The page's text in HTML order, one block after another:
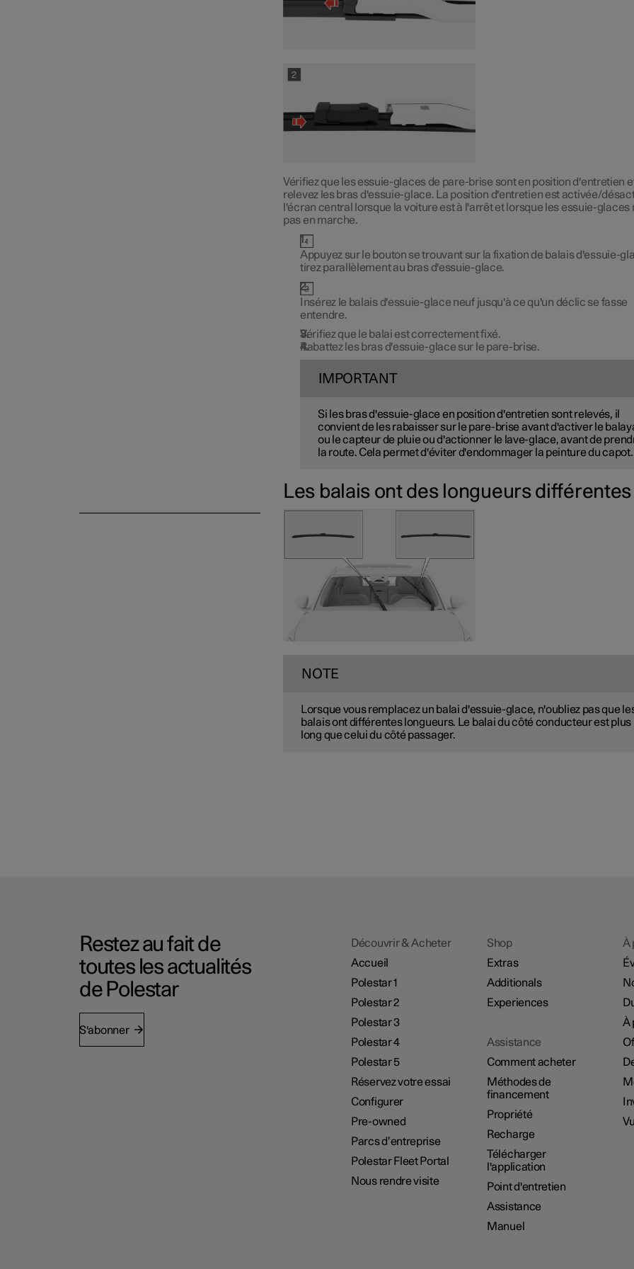
Vérifiez que les essuie-glaces de pare-brise sont en position d'entretien
relevez les bras d'essuie-glace. La position d'entretien est activée/
l'écran central lorsque la voiture est à l'arrêt et lorsque les essuie-glaces
pas en marche.
Appuyez sur le bouton se trouvant sur la fixation de balais d'essuie-
tirez parallèlement au bras d'essuie-glace.
Insérez le balais d'essuie-glace neuf jusqu'à ce qu'un déclic se fasse
entendre.
Vérifiez que le balai est correctement fixé.
Rabattez les bras d'essuie-glace sur le pare-brise.
IMPORTANT
Si les bras d'essuie-glace en position d'entretien sont relevés, il
convient de les rabaisser sur le pare-brise avant d'activer le
ou le capteur de pluie ou d'actionner le lave-glace, avant de
la route. Cela permet d'éviter d'endommager la peinture du capot.
Les balais ont des longueurs différentes
NOTE
Lorsque vous remplacez un balai d'essuie-glace, n'oubliez pas que
balais ont différentes longueurs. Le balai du côté conducteur est plus
long que celui du côté passager.
Restez au fait de
toutes les actualités
de Polestar
S'abonner
Découvrir & Acheter
Accueil
Polestar 1
Polestar 2
Polestar 3
Polestar 4
Polestar 5
Réservez votre essai
Configurer
Pre-owned
Parcs d’entreprise
Polestar Fleet Portal
Nous rendre visite
Shop
Extras
Additionals
Experiences
Assistance
Comment acheter
Méthodes de
financement
Propriété
Recharge
Télécharger
l'application
Point d'entretien
Assistance
Manuel
À
À